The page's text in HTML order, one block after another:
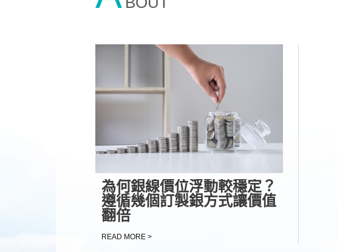
為何銀線價位浮動較穩定？
遵循幾個訂製銀方式讓價值
翻倍
READ MORE >